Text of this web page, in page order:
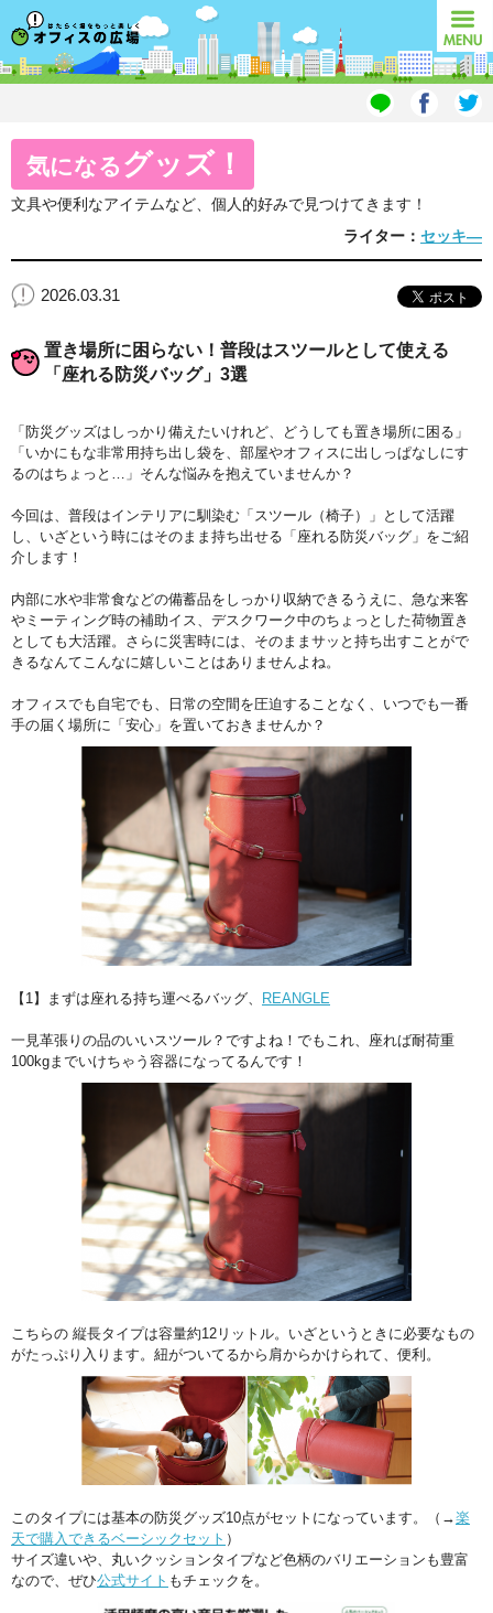
オフィスの広場 MENU
気になる グッズ！
文具や便利なアイテムなど、個人的好みで見つけてきます！
ライター： セッキ―
2026.03.31
置き場所に困らない！普段はスツールとして使える
「座れる防災バッグ」3選
「防災グッズはしっかり備えたいけれど、どうしても置き場所に困る」
「いかにもな非常用持ち出し袋を、部屋やオフィスに出しっぱなしにす
るのはちょっと…」そんな悩みを抱えていませんか？
今回は、普段はインテリアに馴染む「スツール（椅子）」として活躍
し、いざという時にはそのまま持ち出せる「座れる防災バッグ」をご紹
介します！
内部に水や非常食などの備蓄品をしっかり収納できるうえに、急な来客
やミーティング時の補助イス、デスクワーク中のちょっとした荷物置き
としても大活躍。さらに災害時には、そのままサッと持ち出すことがで
きるなんてこんなに嬉しいことはありませんよね。
オフィスでも自宅でも、日常の空間を圧迫することなく、いつでも一番
手の届く場所に「安心」を置いておきませんか？
【1】まずは座れる持ち運べるバッグ、 REANGLE
一見革張りの品のいいスツール？ですよね！でもこれ、座れば耐荷重
100kgまでいけちゃう容器になってるんです！
こちらの 縦長タイプは容量約12リットル。いざというときに必要なもの
がたっぷり入ります。紐がついてるから肩からかけられて、便利。
このタイプには基本の防災グッズ10点がセットになっています。（→楽
天で購入できるベーシックセット ）
サイズ違いや、丸いクッションタイプなど色柄のバリエーションも豊富
なので、ぜひ公式サイト もチェックを。